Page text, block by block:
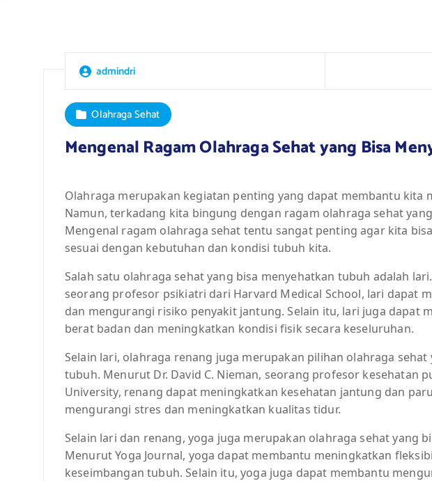
admindri
Olahraga Sehat
Mengenal Ragam Olahraga Sehat yang Bisa
Olahraga merupakan kegiatan penting yang dapat membantu kita
Namun, terkadang kita bingung dengan ragam olahraga sehat
Mengenal ragam olahraga sehat tentu sangat penting agar kita
sesuai dengan kebutuhan dan kondisi tubuh kita.
Salah satu olahraga sehat yang bisa menyehatkan tubuh adalah
seorang profesor psikiatri dari Harvard Medical School, lari dapat
dan mengurangi risiko penyakit jantung. Selain itu, lari juga dapat
berat badan dan meningkatkan kondisi fisik secara keseluruhan.
Selain lari, olahraga renang juga merupakan pilihan olahraga sehat
tubuh. Menurut Dr. David C. Nieman, seorang profesor kesehatan
University, renang dapat meningkatkan kesehatan jantung dan
mengurangi stres dan meningkatkan kualitas tidur.
Selain lari dan renang, yoga juga merupakan olahraga sehat yang
Menurut Yoga Journal, yoga dapat membantu meningkatkan
keseimbangan tubuh. Selain itu, yoga juga dapat membantu